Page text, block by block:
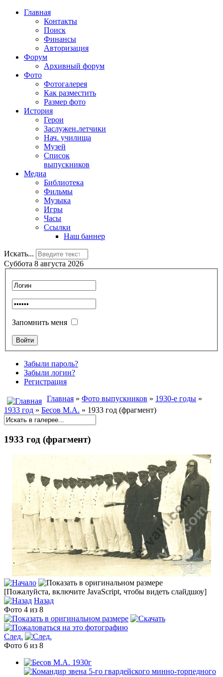
Главная
Контакты
Поиск
Финансы
Авторизация
Форум
Архивный форум
Фото
Фотогалерея
Как разместить
Размер фото
История
Герои
Заслужен.летчики
Нач. училища
Музей
Список
выпускников
Медиа
Библиотека
Фильмы
Музыка
Игры
Часы
Ссылки
Наш баннер
Искать...
Суббота 8 августа 2026
Запомнить меня
Забыли пароль?
Забыли логин?
Регистрация
Главная » Фото выпускников » 1930-е годы »
1933 год » Бесов М.А. » 1933 год (фрагмент)
1933 год (фрагмент)
[Пожалуйста, включите JavaScript, чтобы видеть слайдшоу]
Назад
Фото 4 из 8
След.
Фото 6 из 8